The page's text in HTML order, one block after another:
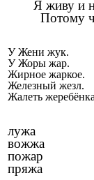
Я живу и
Потому
У Жени жук.
У Жоры жар.
Жирное жаркое.
Железный жезл.
Жалеть
лужа
вожжа
пожар
пряжа